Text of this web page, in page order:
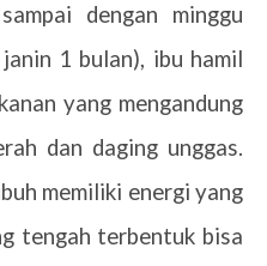
dengan minggu
1 bulan), ibu hamil
yang mengandung
dan daging unggas.
memiliki energi yang
tengah terbentuk bisa